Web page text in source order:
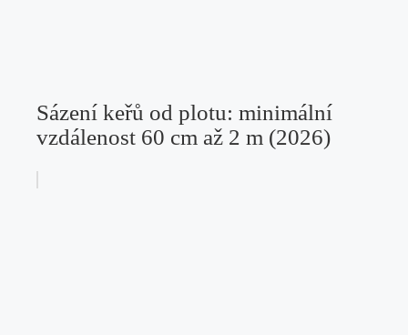
Sázení keřů od plotu: minimální
vzdálenost 60 cm až 2 m (2026)